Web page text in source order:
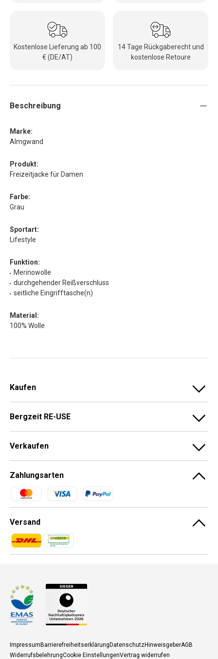
Kostenlose Lieferung ab 100
€ (DE/AT)
14 Tage Rückgaberecht und
kostenlose Retoure
Beschreibung
Marke:
Almgwand
Produkt:
Freizeitjacke für Damen
Farbe:
Grau
Sportart:
Lifestyle
Funktion:
Merinowolle
durchgehender Reißverschluss
seitliche Eingrifftasche(n)
Material:
100% Wolle
Kaufen
Bergzeit RE-USE
Verkaufen
Zahlungsarten
Zahlungsmethoden
Versand
Zahlungsmethoden
Zahlungsmethoden
ImpressumBarrierefreiheitserklärungDatenschutzHinweisgeberAGB
WiderrufsbelehrungCookie EinstellungenVertrag widerrufen